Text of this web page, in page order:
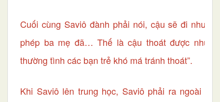
Cuối cùng Saviô đành phải nói, cậu sẽ đi
phép ba mẹ đã… Thế là cậu thoát được
thường tình các bạn trẻ khó má tránh thoát”.
Khi Saviô lên trung học, Saviô phải ra ngoài